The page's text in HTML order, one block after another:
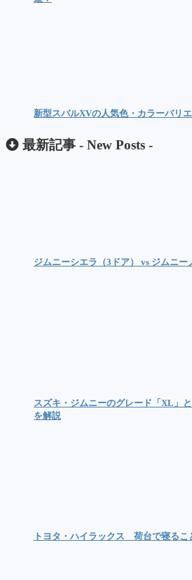
新型スバルXVの人気色・カラーバリ
最新記事 - New Posts -
ジムニーシエラ（3ドア） vs ジムニ
スズキ・ジムニーのグレード「XL」
を解説
トヨタ・ハイラックス 荷台で寝るこ